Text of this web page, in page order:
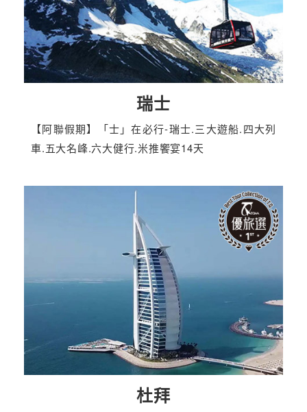
瑞士
【阿聯假期】「士」在必行-瑞士.三大遊船.四大列
車.五大名峰.六大健行.米推饗宴14天
杜拜